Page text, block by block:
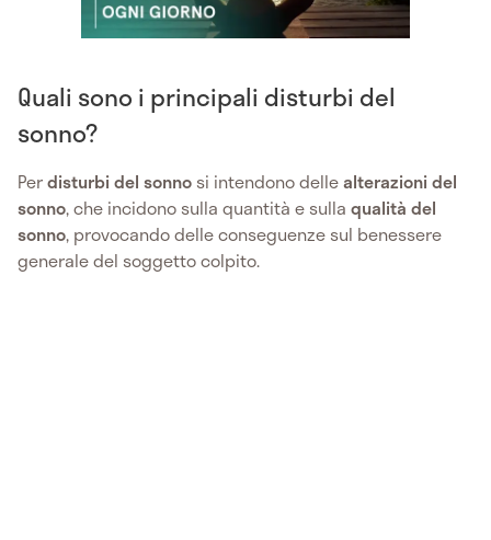
Quali sono i principali disturbi del
sonno?
Perdisturbi del sonno si intendono dellealterazioni del
sonno, che incidono sulla quantità e sulla qualità del
sonno, provocando delle conseguenze sul benessere
generale del soggetto colpito.